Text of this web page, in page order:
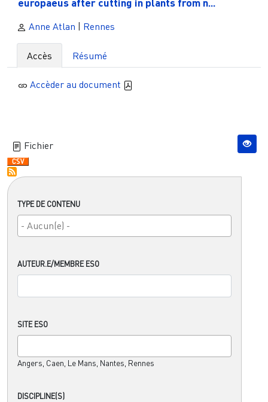
TYPE DE CONTENU
AUTEUR.E/MEMBRE ESO
SITE ESO
Angers, Caen, Le Mans, Nantes, Rennes
DISCIPLINE(S)
Anne Atlan Rennes
Accès Résumé
Accèder au document
Fichier